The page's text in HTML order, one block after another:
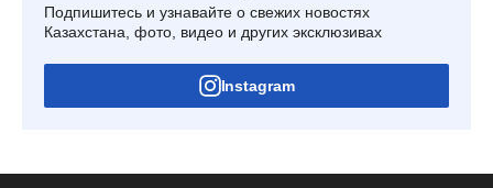
Подпишитесь и узнавайте о свежих новостях
Казахстана, фото, видео и других эксклюзивах
Instagram